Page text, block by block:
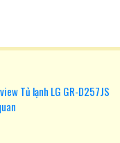
Tủ lạnh LG GR-D257JS